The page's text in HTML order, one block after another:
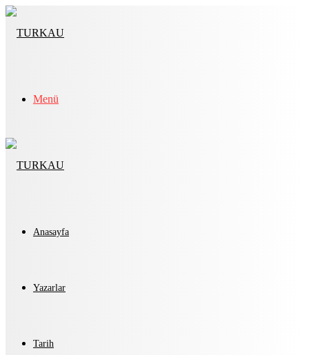
Menü
Anasayfa
Yazarlar
Tarih